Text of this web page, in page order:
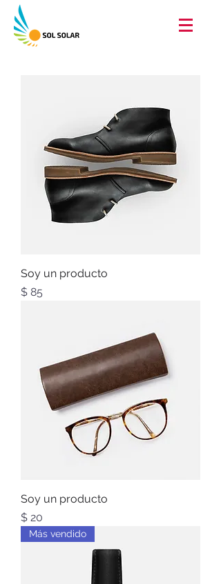
Soy un producto
Precio
$ 85
Soy un producto
Precio
$ 20
Más vendido